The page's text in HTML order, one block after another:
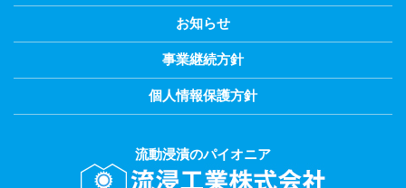
お知らせ
事業継続方針
個人情報保護方針
流動浸漬のパイオニア